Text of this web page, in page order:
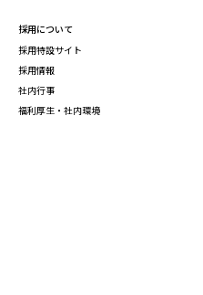
採用について
採用特設サイト
採用情報
社内行事
福利厚生・社内環境